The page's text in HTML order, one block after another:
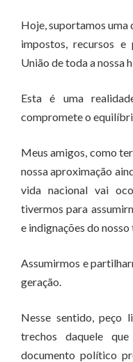
Hoje, suportamos uma
impostos, recursos
União de toda a nossa
Esta é uma
compromete o
Meus amigos, como
nossa aproximação
vida nacional vai
tivermos para
e indignações do
Assumirmos e
geração.
Nesse sentido, peço
trechos daquele
documento político